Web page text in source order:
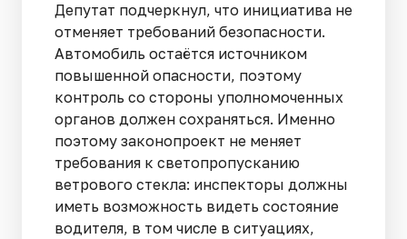
Депутат подчеркнул, что инициатива не
отменяет требований безопасности.
Автомобиль остаётся источником
повышенной опасности, поэтому
контроль со стороны уполномоченных
органов должен сохраняться. Именно
поэтому законопроект не меняет
требования к светопропусканию
ветрового стекла: инспекторы должны
иметь возможность видеть состояние
водителя, в том числе в ситуациях,